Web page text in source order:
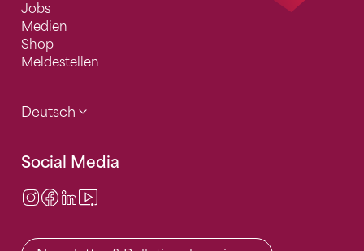
Jobs
Medien
Shop
Meldestellen
Deutsch
Social Media
Instagram
Facebook
LinkedIn